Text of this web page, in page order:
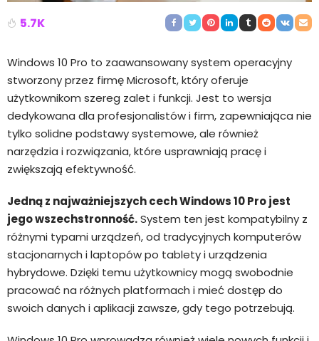
5.7K
Windows 10 Pro to zaawansowany system operacyjny
stworzony przez firmę Microsoft, który oferuje
użytkownikom szereg zalet i funkcji. Jest to wersja
dedykowana dla profesjonalistów i firm, zapewniająca nie
tylko solidne podstawy systemowe, ale również
narzędzia i rozwiązania, które usprawniają pracę i
zwiększają efektywność.
Jedną z najważniejszych cech Windows 10 Pro jest
jego wszechstronność.System ten jest kompatybilny z
różnymi typami urządzeń, od tradycyjnych komputerów
stacjonarnych i laptopów po tablety i urządzenia
hybrydowe. Dzięki temu użytkownicy mogą swobodnie
pracować na różnych platformach i mieć dostęp do
swoich danych i aplikacji zawsze, gdy tego potrzebują.